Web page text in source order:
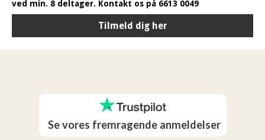
ved min. 8 deltager. Kontakt os på 6613 0049
Tilmeld dig her
Se vores fremragende anmeldelser